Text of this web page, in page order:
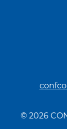
© 2026